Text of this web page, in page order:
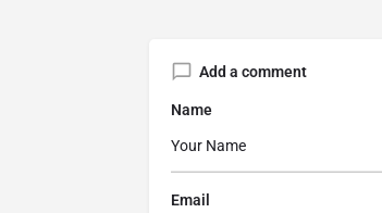
Add a comment
Name
Email